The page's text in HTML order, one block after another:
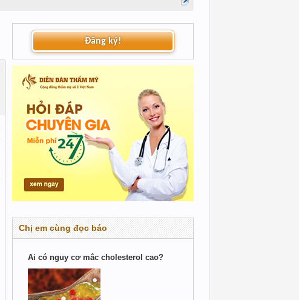
Đăng ký!
Chị em cùng đọc báo
Ai có nguy cơ mắc cholesterol cao?